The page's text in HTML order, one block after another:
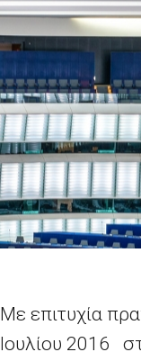
Με επιτυχία
Ιουλίου 2016